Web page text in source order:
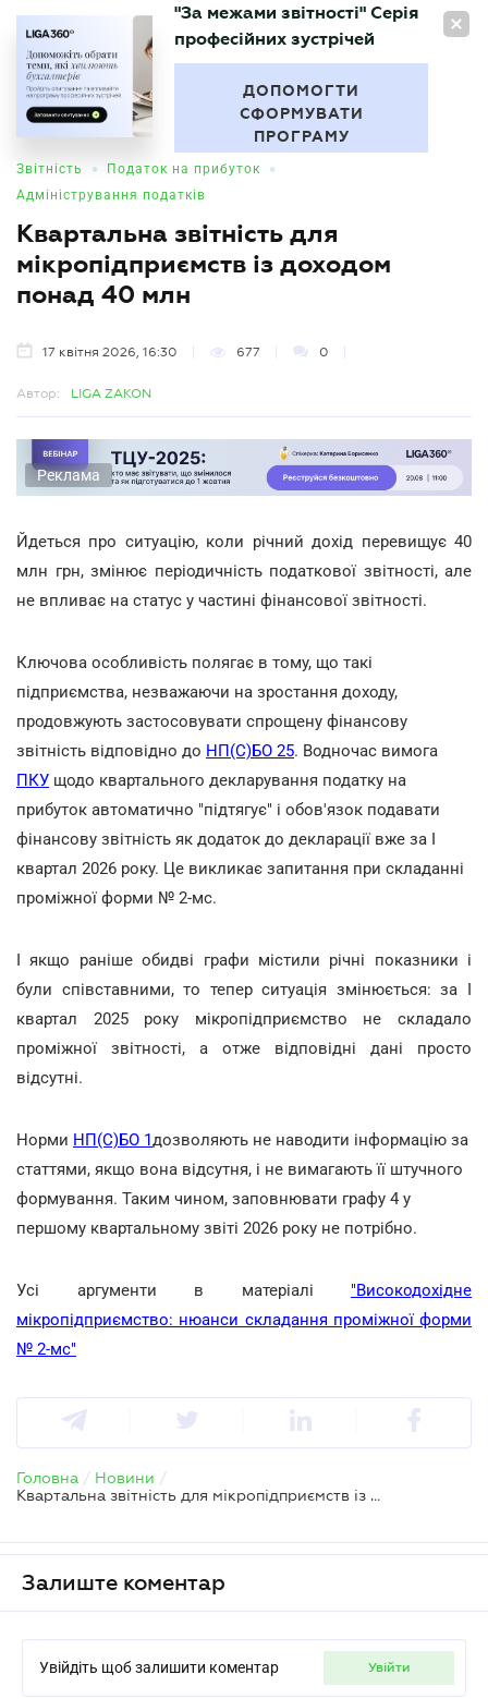
UA
БУХГАЛТЕР
"За межами звітності" Серія
професійних зустрічей
ДОПОМОГТИ
СФОРМУВАТИ
ПРОГРАМУ
Звітність • Податок на прибуток •
Адміністрування податків
Квартальна звітність для
мікропідприємств із доходом
понад 40 млн
17 квітня 2026, 16:30 677 0
Автор: LIGA ZAKON
Реклама
Йдеться про ситуацію, коли річний дохід перевищує 40
млн грн, змінює періодичність податкової звітності, але
не впливає на статус у частині фінансової звітності.
Ключова особливість полягає в тому, що такі
підприємства, незважаючи на зростання доходу,
продовжують застосовувати спрощену фінансову
звітність відповідно до НП(С)БО 25. Водночас вимога
ПКУ щодо квартального декларування податку на
прибуток автоматично "підтягує" і обов'язок подавати
фінансову звітність як додаток до декларації вже за І
квартал 2026 року. Це викликає запитання при складанні
проміжної форми № 2-мс.
І якщо раніше обидві графи містили річні показники і
були співставними, то тепер ситуація змінюється: за І
квартал 2025 року мікропідприємство не складало
проміжної звітності, а отже відповідні дані просто
відсутні.
Норми НП(С)БО 1дозволяють не наводити інформацію за
статтями, якщо вона відсутня, і не вимагають її штучного
формування. Таким чином, заповнювати графу 4 у
першому квартальному звіті 2026 року не потрібно.
Усі аргументи в матеріалі "Високодохідне
мікропідприємство: нюанси складання проміжної форми
№ 2-мс"
Головна / Новини /
Квартальна звітність для мікропідприємств із доходом понад 40 млн
Залиште коментар
Увійдіть щоб залишити коментар увійти